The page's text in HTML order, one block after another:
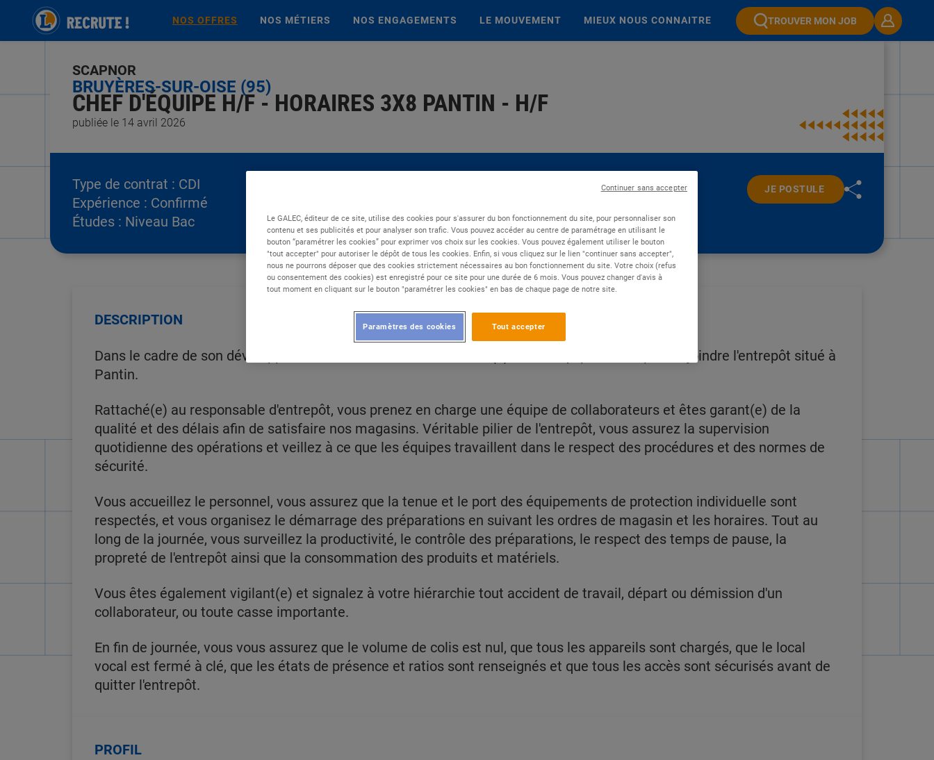
NOS OFFRES NOS MÉTIERS NOS ENGAGEMENTS LE MOUVEMENT MIEUX NOUS CONNAITRE TROUVER MON JOB
publiée le 14 avril 2026
CHEF D'ÉQUIPE H/F - HORAIRES 3X8 PANTIN - H/F
BRUYÈRES-SUR-OISE (95)
SCAPNOR
Type de contrat : CDI
Expérience : Confirmé
Études : Niveau Bac
JE POSTULE
DESCRIPTION
Dans le cadre de son développement, PARINORDIS recherche un(e) Chef d'équipe en 3x8 pour rejoindre l'entrepôt situé à
Pantin.
Rattaché(e) au responsable d'entrepôt, vous prenez en charge une équipe de collaborateurs et êtes garant(e) de la
qualité et des délais afin de satisfaire nos magasins. Véritable pilier de l'entrepôt, vous assurez la supervision
quotidienne des opérations et veillez à ce que les équipes travaillent dans le respect des procédures et des normes de
sécurité.
Vous accueillez le personnel, vous assurez que la tenue et le port des équipements de protection individuelle sont
respectés, et vous organisez le démarrage des préparations en suivant les ordres de magasin et les horaires. Tout au
long de la journée, vous surveillez la productivité, le contrôle des préparations, le respect des temps de pause, la
propreté de l'entrepôt ainsi que la consommation des produits et matériels.
Vous êtes également vigilant(e) et signalez à votre hiérarchie tout accident de travail, départ ou démission d'un
collaborateur, ou toute casse importante.
En fin de journée, vous vous assurez que le volume de colis est nul, que tous les appareils sont chargés, que le local
vocal est fermé à clé, que les états de présence et ratios sont renseignés et que tous les accès sont sécurisés avant de
quitter l'entrepôt.
PROFIL
Le GALEC, éditeur de ce site, utilise des cookies pour s'assurer du bon fonctionnement du site, pour personnaliser son
contenu et ses publicités et pour analyser son trafic. Vous pouvez accéder au centre de paramétrage en utilisant le
bouton “paramétrer les cookies” pour exprimer vos choix sur les cookies. Vous pouvez également utiliser le bouton
"tout accepter" pour autoriser le dépôt de tous les cookies. Enfin, si vous cliquez sur le lien "continuer sans accepter",
nous ne pourrons déposer que des cookies strictement nécessaires au bon fonctionnement du site. Votre choix (refus
ou consentement des cookies) est enregistré pour ce site pour une durée de 6 mois. Vous pouvez changer d'avis à
tout moment en cliquant sur le bouton "paramétrer les cookies" en bas de chaque page de notre site.
Tout accepter
Paramètres des cookies
Continuer sans accepter